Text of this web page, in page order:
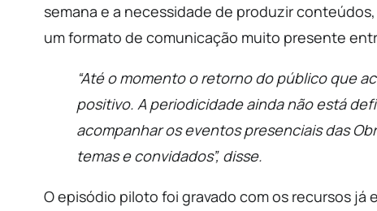
semana e a necessidade de produzir
um formato de comunicação muito presente
“Até o momento o retorno do público que
positivo. A periodicidade ainda não está
acompanhar os eventos presenciais das
temas e convidados”, disse.
O episódio piloto foi gravado com os recursos